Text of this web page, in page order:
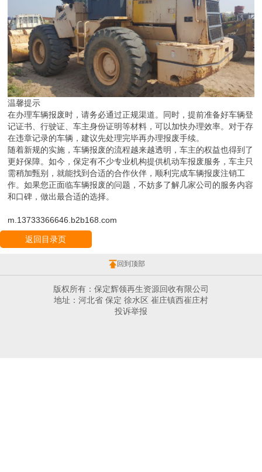
温馨提示
在办理车辆报废时，请务必通过正规渠道。同时，提前准备好车辆登
记证书、行驶证、车主身份证明等材料，可以加快办理效率。对于存
在违章记录的车辆，建议先处理完毕再办理报废手续。
随着新规的实施，车辆报废的流程越来越透明，车主的权益也得到了
更好保障。如今，保定有不少专业机构提供机动车报废服务，车主只
需稍加甄别，就能找到合适的合作伙伴，顺利完成车辆报废注销工
作。如果您正面临车辆报废的问题，不妨多了解几家公司的服务内容
和口碑，做出最合适的选择。
m.13733366646.b2b168.com
返回目录页
回到顶部
版权所有：保定辉领再生资源回收有限公司
地址：河北省 保定 徐水区 崔庄镇西崔庄村
投诉举报